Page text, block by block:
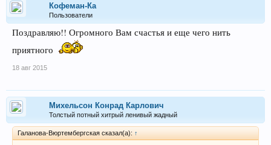
Кофеман-Ка
Пользователи
Поздравляю!! Огромного Вам счастья и еще чего нить
приятного
18 авг 2015
Михельсон Конрад Карлович
Толстый потный хитрый ленивый жадный
Галанова-Вюртембергская сказал(а): ↑